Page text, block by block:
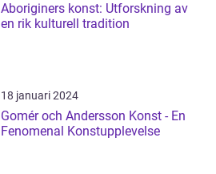
Aboriginers konst: Utforskning av
en rik kulturell tradition
18 januari 2024
Gomér och Andersson Konst - En
Fenomenal Konstupplevelse